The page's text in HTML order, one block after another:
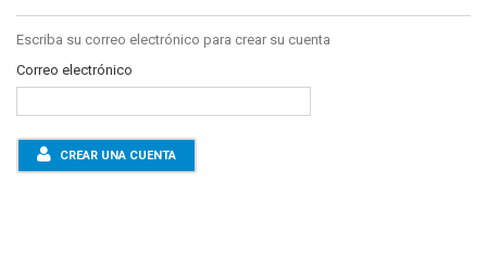
Escriba su correo electrónico para crear su cuenta
Correo electrónico
CREAR UNA CUENTA